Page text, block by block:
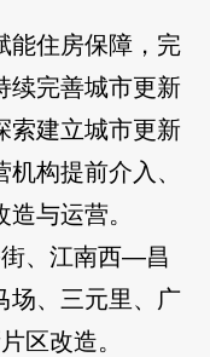
能住房保障，完
续完善城市更新
索建立城市更新
构提前介入、
与运营。
、江南西—昌
、三元里、广
区改造。